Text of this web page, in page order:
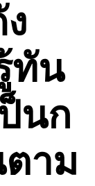
ทัน
นก
ตาม